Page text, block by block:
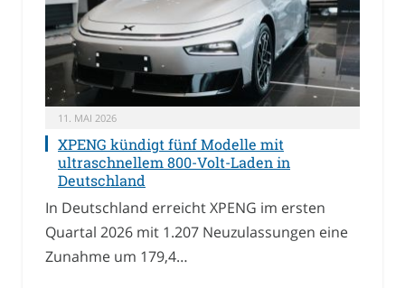
11. MAI 2026
XPENG kündigt fünf Modelle mit
ultraschnellem 800-Volt-Laden in
Deutschland
In Deutschland erreicht XPENG im ersten
Quartal 2026 mit 1.207 Neuzulassungen eine
Zunahme um 179,4…